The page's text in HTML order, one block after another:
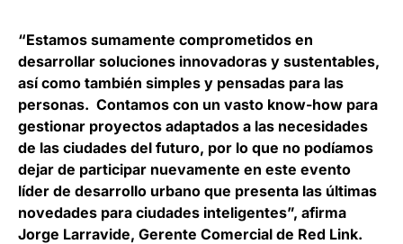
“Estamos sumamente comprometidos en
desarrollar soluciones innovadoras y sustentables,
así como también simples y pensadas para las
personas. Contamos con un vasto know-how para
gestionar proyectos adaptados a las necesidades
de las ciudades del futuro, por lo que no podíamos
dejar de participar nuevamente en este evento
líder de desarrollo urbano que presenta las últimas
novedades para ciudades inteligentes”, afirma
Jorge Larravide, Gerente Comercial de Red Link.